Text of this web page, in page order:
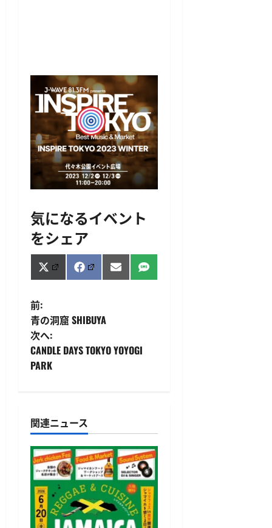
気になるイベント
をシェア
Share
on
X
(Twitter)
Share
on
FacebookShare
on
EmailShare
on
SMS
投
稿
ナ
ゲ
ー
シ
ョ
ン
前:
青の洞窟 SHIBUYA
次へ:
CANDLE DAYS TOKYO YOYOGI
PARK
関連ニュース